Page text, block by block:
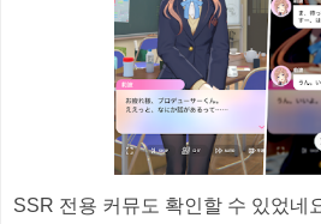
SSR 전용 커뮤도 확인할 수 있었네